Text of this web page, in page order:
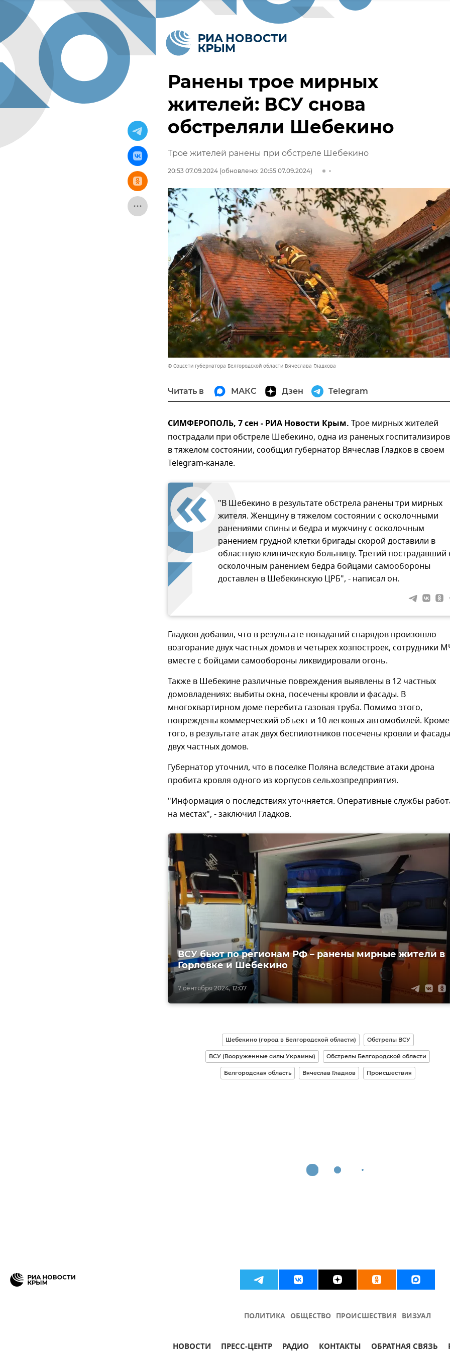
Ранены трое мирных
жителей: ВСУ снова
обстреляли Шебекино
Трое жителей ранены при обстреле Шебекино
20:53 07.09.2024 (обновлено: 20:55 07.09.2024)
© Соцсети губернатора Белгородской области Вячеслава Гладкова
Читать в МАКС Дзен Telegram
СИМФЕРОПОЛЬ, 7 сен - РИА Новости Крым. Трое мирных жителей
пострадали при обстреле Шебекино, одна из раненых
в тяжелом состоянии, сообщил губернатор Вячеслав Гладков в своем
Telegram-канале.
"В Шебекино в результате обстрела ранены три мирных
жителя. Женщину в тяжелом состоянии с осколочными
ранениями спины и бедра и мужчину с осколочным
ранением грудной клетки бригады скорой доставили в
областную клиническую больницу. Третий пострадавший
осколочным ранением бедра бойцами самообороны
доставлен в Шебекинскую ЦРБ", - написал он.
Гладков добавил, что в результате попаданий снарядов произошло
возгорание двух частных домов и четырех хозпостроек, сотрудники
вместе с бойцами самообороны ликвидировали огонь.
Также в Шебекине различные повреждения выявлены в 12 частных
домовладениях: выбиты окна, посечены кровли и фасады. В
многоквартирном доме перебита газовая труба. Помимо этого,
повреждены коммерческий объект и 10 легковых автомобилей. Кроме
того, в результате атак двух беспилотников посечены кровли и фасады
двух частных домов.
Губернатор уточнил, что в поселке Поляна вследствие атаки дрона
пробита кровля одного из корпусов сельхозпредприятия.
"Информация о последствиях уточняется. Оперативные службы
на местах", - заключил Гладков.
7 сентября 2024, 12:07
ВСУ бьют по регионам РФ – ранены мирные жители в
Горловке и Шебекино
Шебекино (город в Белгородской области) Обстрелы ВСУ
ВСУ (Вооруженные силы Украины) Обстрелы Белгородской области
Белгородская область Вячеслав Гладков Происшествия
ПОЛИТИКА ОБЩЕСТВО ПРОИСШЕСТВИЯ ВИЗУАЛ
НОВОСТИ ПРЕСС-ЦЕНТР РАДИО КОНТАКТЫ ОБРАТНАЯ СВЯЗЬ